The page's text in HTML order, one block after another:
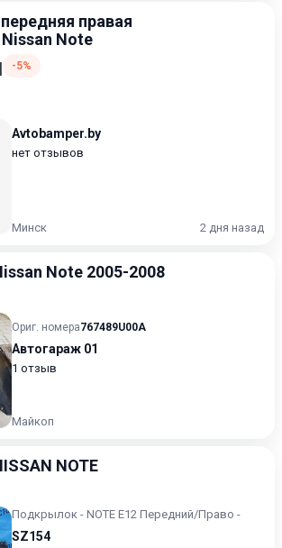
правая
Note
-5%
Avtobamper.by
нет отзывов
Минск 2 дня назад
Note 2005-2008
Ориг. номера767489U00A
Автогараж 01
1 отзыв
Майкоп
NOTE
Подкрылок - NOTE E12 Передний/Право -
SZ154